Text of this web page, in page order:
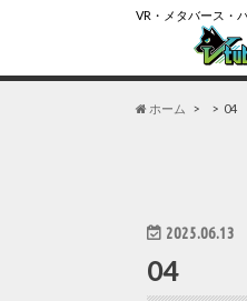
VR・メタバース・
ホーム 04
2025.06.13
04